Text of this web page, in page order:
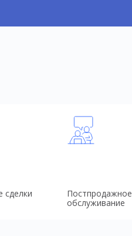
сделки
Постпродажное
обслуживание